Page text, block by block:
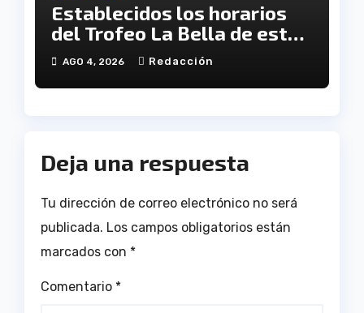
Establecidos los horarios
del Trofeo La Bella de este
viernes
AGO 4, 2026 Redacción
Deja una respuesta
Tu dirección de correo electrónico no será
publicada. Los campos obligatorios están
marcados con *
Comentario *